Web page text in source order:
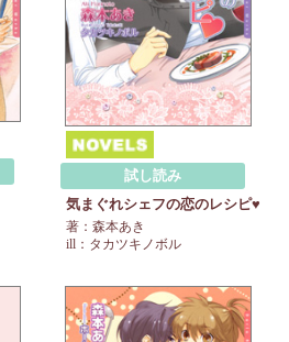
試し読み
気まぐれシェフの恋のレシピ♥
著：森本あき
ill：タカツキノボル